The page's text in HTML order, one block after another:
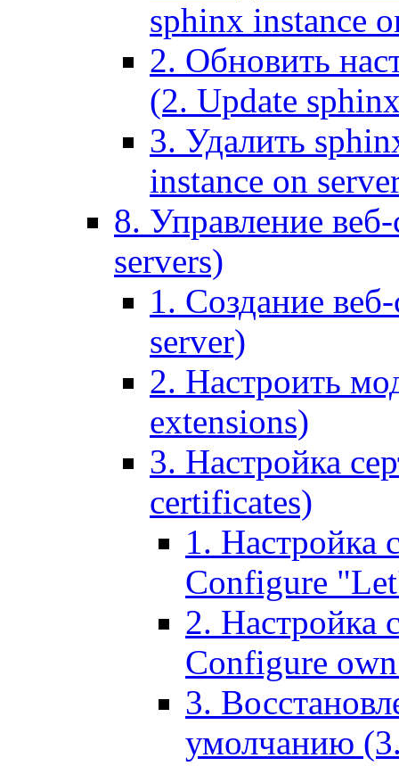
sphinx instance
2. Обновить
(2. Update
3. Удалить
instance on
8. Управление
servers)
1. Создание
server)
2. Настроить
extensions)
3. Настройка
certificates)
1. Настройка
Configure
2. Настройка
Configure
3.
умолчанию